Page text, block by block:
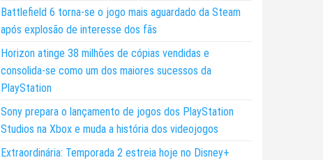
Battlefield 6 torna-se o jogo mais aguardado da Steam
após explosão de interesse dos fãs
Horizon atinge 38 milhões de cópias vendidas e
consolida-se como um dos maiores sucessos da
PlayStation
Sony prepara o lançamento de jogos dos PlayStation
Studios na Xbox e muda a história dos videojogos
Extraordinária: Temporada 2 estreia hoje no Disney+